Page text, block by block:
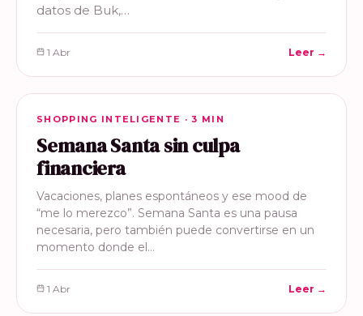
datos de Buk,…
1 Abr Leer →
SHOPPING INTELIGENTE
SHOPPING INTELIGENTE · 3 MIN
Semana Santa sin culpa
financiera
Vacaciones, planes espontáneos y ese mood de
“me lo merezco”. Semana Santa es una pausa
necesaria, pero también puede convertirse en un
momento donde el…
1 Abr Leer →